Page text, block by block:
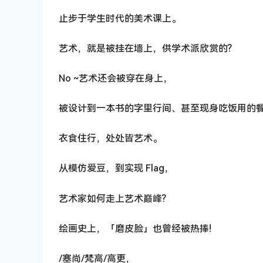
止步于学生时代的美术课上。
艺术，就是被挂在墙上，供学术派欣赏的?
No ~艺术还会被穿在身上，
被设计到一本书的字里行间、甚至现身吃饭用
衣食住行，处处皆艺术。
从模仿爱豆，到实现 Flag，
艺术家如何走上艺术巅峰?
绘画史上，「磨皮脸」也曾经被热捧!
/塞尚/梵高/高更，